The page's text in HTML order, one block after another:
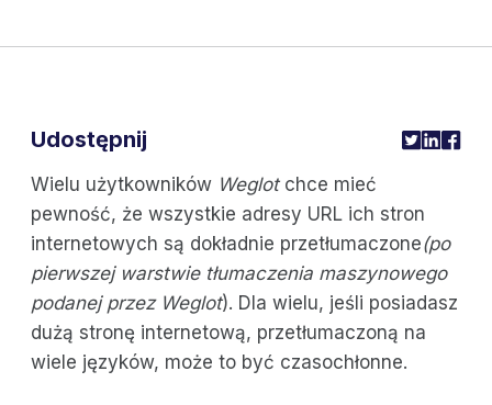
Wielu użytkowników Weglotchce mieć
pewność, że wszystkie adresy URL ich stron
internetowych są dokładnie przetłumaczone(po
pierwszej warstwie tłumaczenia maszynowego
podanej przez Weglot). Dla wielu, jeśli posiadasz
dużą stronę internetową, przetłumaczoną na
wiele języków, może to być czasochłonne.
Udostępnij